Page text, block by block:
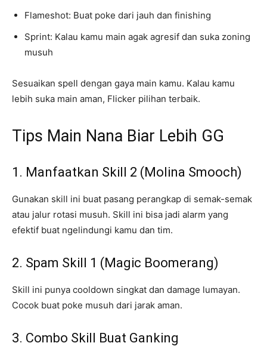
Flameshot: Buat poke dari jauh dan finishing
Sprint: Kalau kamu main agak agresif dan suka zoning
musuh
Sesuaikan spell dengan gaya main kamu. Kalau kamu
lebih suka main aman, Flicker pilihan terbaik.
Tips Main Nana Biar Lebih GG
1. Manfaatkan Skill 2 (Molina Smooch)
Gunakan skill ini buat pasang perangkap di semak-semak
atau jalur rotasi musuh. Skill ini bisa jadi alarm yang
efektif buat ngelindungi kamu dan tim.
2. Spam Skill 1 (Magic Boomerang)
Skill ini punya cooldown singkat dan damage lumayan.
Cocok buat poke musuh dari jarak aman.
3. Combo Skill Buat Ganking